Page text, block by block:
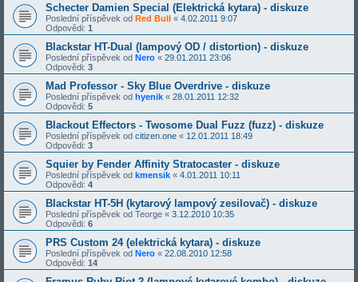
Schecter Damien Special (Elektrická kytara) - diskuze
Poslední příspěvek od Red Bull « 4.02.2011 9:07
Odpovědi: 1
Blackstar HT-Dual (lampový OD / distortion) - diskuze
Poslední příspěvek od Nero « 29.01.2011 23:06
Odpovědi: 3
Mad Professor - Sky Blue Overdrive - diskuze
Poslední příspěvek od hyenik « 28.01.2011 12:32
Odpovědi: 5
Blackout Effectors - Twosome Dual Fuzz (fuzz) - diskuze
Poslední příspěvek od citizen.one « 12.01.2011 18:49
Odpovědi: 3
Squier by Fender Affinity Stratocaster - diskuze
Poslední příspěvek od kmensik « 4.01.2011 10:11
Odpovědi: 4
Blackstar HT-5H (kytarový lampový zesilovač) - diskuze
Poslední příspěvek od Teorge « 3.12.2010 10:35
Odpovědi: 6
PRS Custom 24 (elektrická kytara) - diskuze
Poslední příspěvek od Nero « 22.08.2010 12:58
Odpovědi: 14